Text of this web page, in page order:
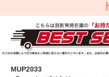
MUP2033